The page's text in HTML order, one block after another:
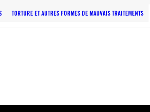
TORTURE ET AUTRES FORMES DE MAUVAIS TRAITEMENTS